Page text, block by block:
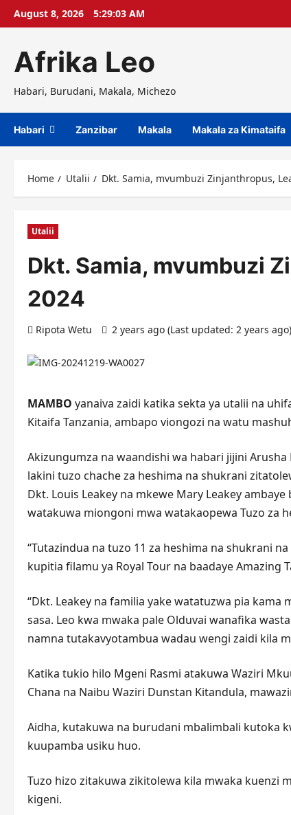
SkipAugust 8, 2026 5:29:04 AM
Afrika Leo
Habari, Burudani, Makala, Michezo
Habari Zanzibar Makala Makala za Kimataifa
Home Utalii Dkt. Samia, mvumbuzi Zinjanthropus,
Utalii
Dkt. Samia, mvumbuzi
2024
Ripota Wetu 2 years ago (Last updated: 2 years ago)
MAMBO yanaiva zaidi katika sekta ya utalii na
Kitaifa Tanzania, ambapo viongozi na watu
Akizungumza na waandishi wa habari jijini Arusha
lakini tuzo chache za heshima na shukrani
Dkt. Louis Leakey na mkewe Mary Leakey
watakuwa miongoni mwa watakaopewa Tuzo za
“Tutazindua na tuzo 11 za heshima na shukrani
kupitia filamu ya Royal Tour na baadaye
“Dkt. Leakey na familia yake watatuzwa pia
sasa. Leo kwa mwaka pale Olduvai wanafika
namna tutakavyotambua wadau wengi zaidi kila
Katika tukio hilo Mgeni Rasmi atakuwa Waziri
Chana na Naibu Waziri Dunstan Kitandula,
Aidha, kutakuwa na burudani mbalimbali kutoka
kuupamba usiku huo.
Tuzo hizo zitakuwa zikitolewa kila mwaka kuenzi
kigeni.